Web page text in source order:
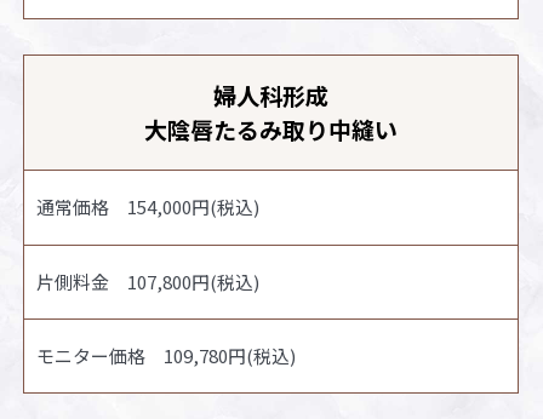
婦人科形成
大陰唇たるみ取り中縫い
通常価格 154,000円(税込)
片側料金 107,800円(税込)
モニター価格 109,780円(税込)